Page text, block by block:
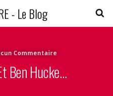
- Le Blog
Commentaire
Ben Hucke…